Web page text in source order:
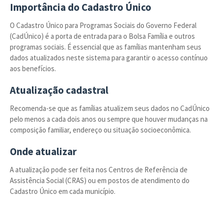
Importância do Cadastro Único
O Cadastro Único para Programas Sociais do Governo Federal
(CadÚnico) é a porta de entrada para o Bolsa Família e outros
programas sociais. É essencial que as famílias mantenham seus
dados atualizados neste sistema para garantir o acesso contínuo
aos benefícios.
Atualização cadastral
Recomenda-se que as famílias atualizem seus dados no CadÚnico
pelo menos a cada dois anos ou sempre que houver mudanças na
composição familiar, endereço ou situação socioeconômica.
Onde atualizar
A atualização pode ser feita nos Centros de Referência de
Assistência Social (CRAS) ou em postos de atendimento do
Cadastro Único em cada município.